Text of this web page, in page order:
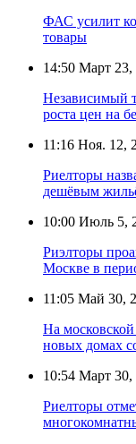
ФАС усилит
товары
14:50 Март 23,
Независимый
роста цен на
11:16 Ноя. 12,
Риелторы
дешёвым
10:00 Июль 5,
Риэлторы
Москве в
11:05 Май 30,
На
новых домах
10:54 Март 30,
Риелторы